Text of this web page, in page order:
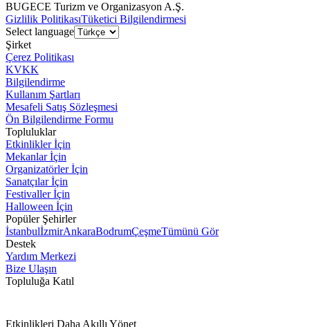
BUGECE Turizm ve Organizasyon A.Ş.
Gizlilik PolitikasıTüketici Bilgilendirmesi
Select language
Şirket
Çerez Politikası
KVKK
Bilgilendirme
Kullanım Şartları
Mesafeli Satış Sözleşmesi
Ön Bilgilendirme Formu
Topluluklar
Etkinlikler İçin
Mekanlar İçin
Organizatörler İçin
Sanatçılar İçin
Festivaller İçin
Halloween İçin
Popüler Şehirler
İstanbulİzmirAnkaraBodrumÇeşmeTümünü Gör
Destek
Yardım Merkezi
Bize Ulaşın
Topluluğa Katıl
Etkinlikleri Daha Akıllı Yönet